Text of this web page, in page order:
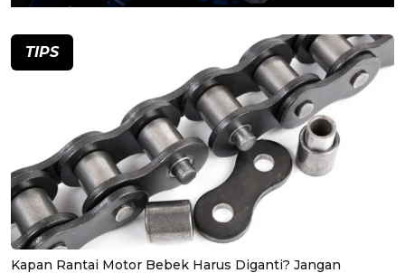
TIPS
Kapan Rantai Motor Bebek Harus Diganti? Jangan